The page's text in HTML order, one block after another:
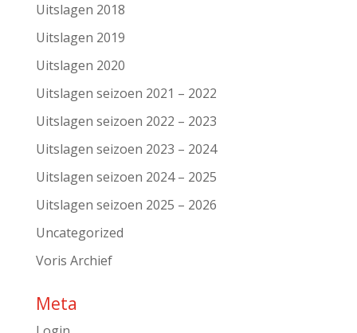
Uitslagen 2018
Uitslagen 2019
Uitslagen 2020
Uitslagen seizoen 2021 – 2022
Uitslagen seizoen 2022 – 2023
Uitslagen seizoen 2023 – 2024
Uitslagen seizoen 2024 – 2025
Uitslagen seizoen 2025 – 2026
Uncategorized
Voris Archief
Meta